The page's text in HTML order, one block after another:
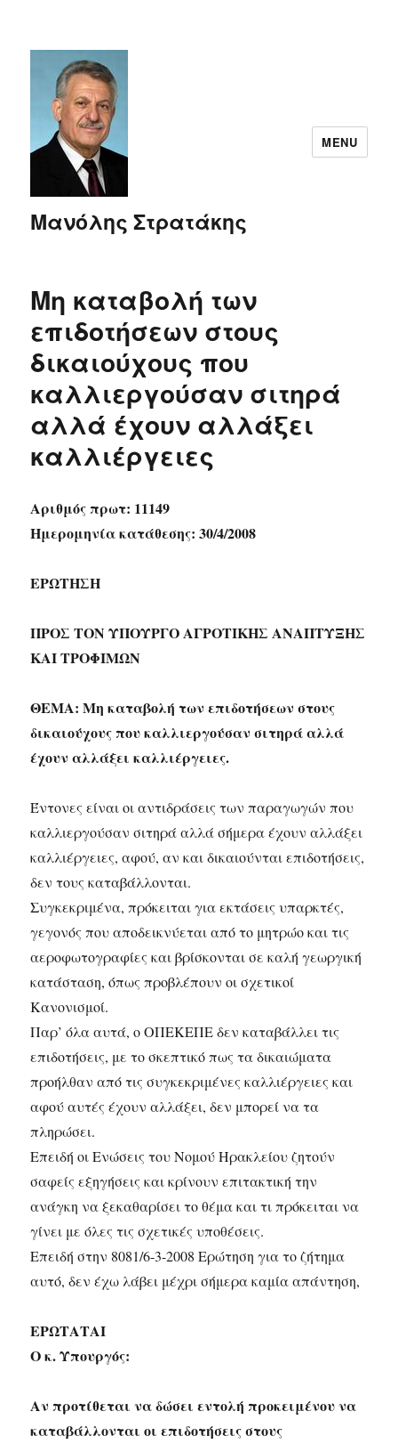
Μανόλης Στρατάκης
MENU
Μη καταβολή των
επιδοτήσεων στους
δικαιούχους που
καλλιεργούσαν σιτηρά
αλλά έχουν αλλάξει
καλλιέργειες
Αριθμός πρωτ: 11149
Ημερομηνία κατάθεσης: 30/4/2008
ΕΡΩΤΗΣΗ
ΠΡΟΣ ΤΟΝ ΥΠΟΥΡΓΟ ΑΓΡΟΤΙΚΗΣ ΑΝΑΠΤΥΞΗΣ
ΚΑΙ ΤΡΟΦΙΜΩΝ
ΘΕΜΑ: Μη καταβολή των επιδοτήσεων στους
δικαιούχους που καλλιεργούσαν σιτηρά αλλά
έχουν αλλάξει καλλιέργειες.
Έντονες είναι οι αντιδράσεις των παραγωγών που
καλλιεργούσαν σιτηρά αλλά σήμερα έχουν αλλάξει
καλλιέργειες, αφού, αν και δικαιούνται επιδοτήσεις,
δεν τους καταβάλλονται.
Συγκεκριμένα, πρόκειται για εκτάσεις υπαρκτές,
γεγονός που αποδεικνύεται από το μητρώο και τις
αεροφωτογραφίες και βρίσκονται σε καλή γεωργική
κατάσταση, όπως προβλέπουν οι σχετικοί
Κανονισμοί.
Παρ’ όλα αυτά, ο ΟΠΕΚΕΠΕ δεν καταβάλλει τις
επιδοτήσεις, με το σκεπτικό πως τα δικαιώματα
προήλθαν από τις συγκεκριμένες καλλιέργειες και
αφού αυτές έχουν αλλάξει, δεν μπορεί να τα
πληρώσει.
Επειδή οι Ενώσεις του Νομού Ηρακλείου ζητούν
σαφείς εξηγήσεις και κρίνουν επιτακτική την
ανάγκη να ξεκαθαρίσει το θέμα και τι πρόκειται να
γίνει με όλες τις σχετικές υποθέσεις.
Επειδή στην 8081/6-3-2008 Ερώτηση για το ζήτημα
αυτό, δεν έχω λάβει μέχρι σήμερα καμία απάντηση,
ΕΡΩΤΑΤΑΙ
Ο κ. Υπουργός:
Αν προτίθεται να δώσει εντολή προκειμένου να
καταβάλλονται οι επιδοτήσεις στους